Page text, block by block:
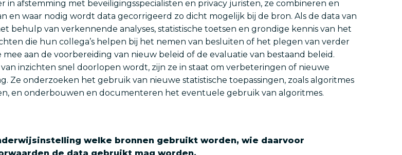
in afstemming met beveiligingsspecialisten en privacy juristen, ze combineren en
en waar nodig wordt data gecorrigeerd zo dicht mogelijk bij de bron. Als de data van
behulp van verkennende analyses, statistische toetsen en grondige kennis van het
die hun collega’s helpen bij het nemen van besluiten of het plegen van verder
aan de voorbereiding van nieuw beleid of de evaluatie van bestaand beleid.
inzichten snel doorlopen wordt, zijn ze in staat om verbeteringen of nieuwe
Ze onderzoeken het gebruik van nieuwe statistische toepassingen, zoals algoritmes
en onderbouwen en documenteren het eventuele gebruik van algoritmes.
welke bronnen gebruikt worden, wie daarvoor